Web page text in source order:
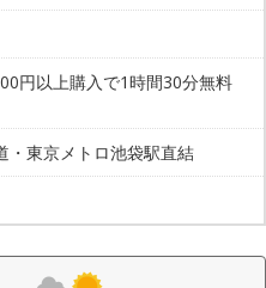
円以上購入で1時間30分無料
・東京メトロ池袋駅直結